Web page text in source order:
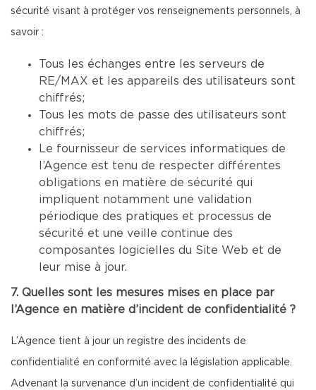
sécurité visant à protéger vos renseignements personnels, à
savoir :
Tous les échanges entre les serveurs de
RE/MAX et les appareils des utilisateurs sont
chiffrés;
Tous les mots de passe des utilisateurs sont
chiffrés;
Le fournisseur de services informatiques de
l’Agence est tenu de respecter différentes
obligations en matière de sécurité qui
impliquent notamment une validation
périodique des pratiques et processus de
sécurité et une veille continue des
composantes logicielles du Site Web et de
leur mise à jour.
7. Quelles sont les mesures mises en place par
l’Agence en matière d’incident de confidentialité ?
L’Agence tient à jour un registre des incidents de
confidentialité en conformité avec la législation applicable.
Advenant la survenance d’un incident de confidentialité qui